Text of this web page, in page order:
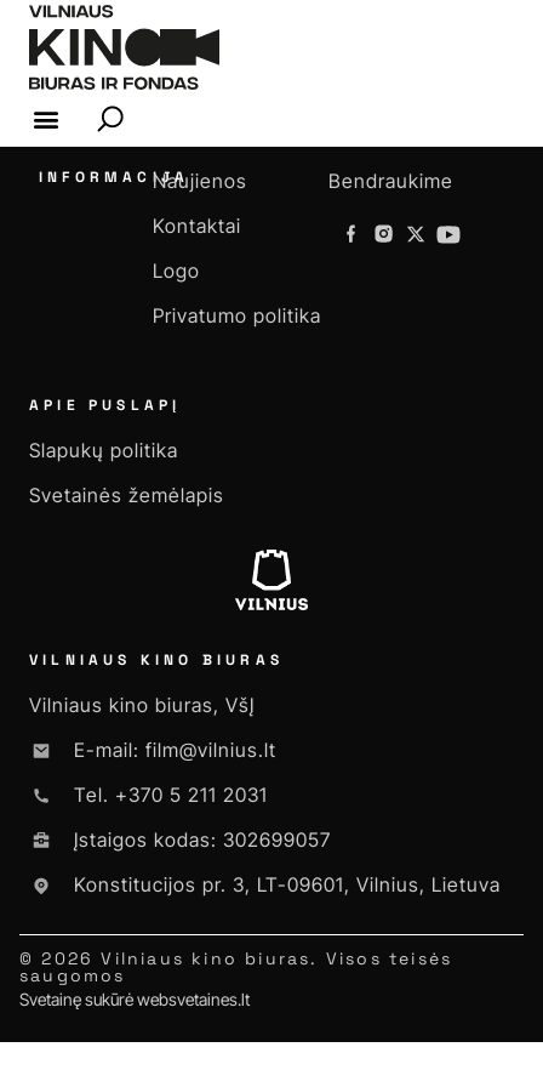
INFORMACIJANaujienos
Kontaktai
Logo
Privatumo politika
Bendraukime
APIE PUSLAPĮ
Slapukų politika
Svetainės žemėlapis
VILNIAUS KINO BIURAS
Vilniaus kino biuras, VšĮ
E-mail: film@vilnius.lt
Tel. +370 5 211 2031
Įstaigos kodas: 302699057
Konstitucijos pr. 3, LT-09601, Vilnius, Lietuva
© 2026 Vilniaus kino biuras. Visos teisės
saugomos
Svetainę sukūrė websvetaines.lt